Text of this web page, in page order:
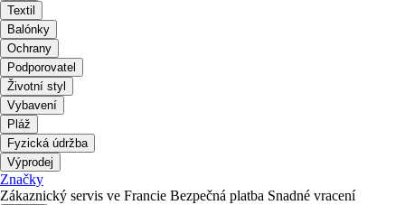
Textil
Balónky
Ochrany
Podporovatel
Životní styl
Vybavení
Pláž
Fyzická údržba
Výprodej
Značky
Zákaznický servis ve Francie Bezpečná platba Snadné vracení